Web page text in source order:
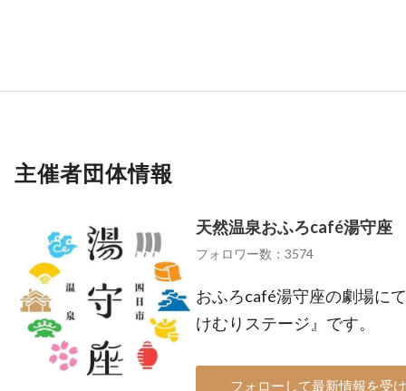
主催者団体情報
天然温泉おふろcafé湯守座
フォロワー数：3574
おふろcafé湯守座の劇場に
けむりステージ』です。
フォローして最新情報を受